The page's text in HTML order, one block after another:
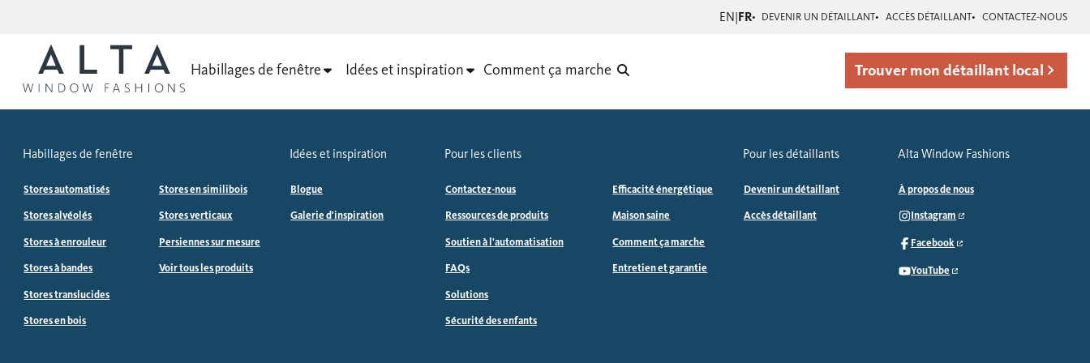
EN|FR DEVENIR UN DÉTAILLANT ACCÈS DÉTAILLANT CONTACTEZ-NOUS
Habillages de fenêtre Idées et inspiration Comment ça marche Trouver mon détaillant local
Habillages de fenêtre
Stores automatisés
Stores alvéolés
Stores à enrouleur
Stores à bandes
Stores translucides
Stores en bois
Stores en similibois
Stores verticaux
Persiennes sur mesure
Voir tous les produits
Idées et inspiration
Blogue
Galerie d'inspiration
Pour les clients
Contactez-nous
Ressources de produits
Soutien à l'automatisation
FAQs
Solutions
Sécurité des enfants
Efficacité énergétique
Maison saine
Comment ça marche
Entretien et garantie
Pour les détaillants
Devenir un détaillant
Accès détaillant
Alta Window Fashions
À propos de nous
Instagram
Facebook
YouTube